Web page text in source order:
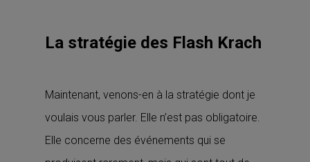
La stratégie des Flash Krach
Maintenant, venons-en à la stratégie dont je
voulais vous parler. Elle n’est pas obligatoire.
Elle concerne des événements qui se